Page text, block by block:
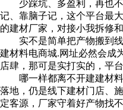
少踩坑、多盈利，再也不
记、靠脑子记，这个平台最
的建材厂家，对接小我拆修
实不是简单把产物搬到线
建材料电商城.网址必然会成
店肆，那可是实打实的，平
哪一样都离不开建建材料
落地，仍是线下建材门店、
定客源，厂家守着好产物找